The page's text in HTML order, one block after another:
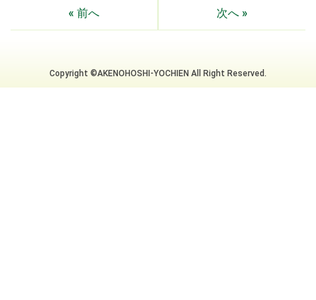
« 前へ 次へ »
Copyright ©AKENOHOSHI-YOCHIEN All Right Reserved.